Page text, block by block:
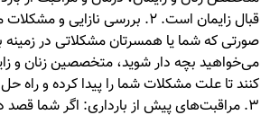
قبال زایمان است. 2. بررسی نازایی
صورتی که شما یا همسرتان مشکلاتی در زمینه
می‌خواهید بچه دار شوید، متخصصین زنان و
کنند تا علت مشکلات شما را پیدا کرده و راه
3. مراقبت‌های پیش از بارداری: اگر شما قصد